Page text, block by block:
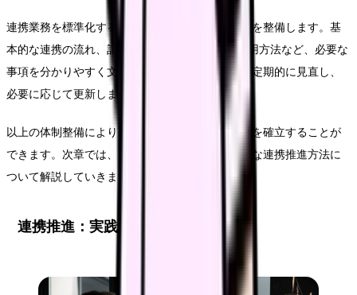
連携業務を標準化するため、具体的なマニュアルを整備します。基
本的な連携の流れ、記録の方法、ICTツールの使用方法など、必要な
事項を分かりやすく文書化します。マニュアルは定期的に見直し、
必要に応じて更新します。
以上の体制整備により、持続可能な連携システムを確立することが
できます。次章では、この体制を活用した具体的な連携推進方法に
ついて解説していきます。
連携推進：実践的アプローチ